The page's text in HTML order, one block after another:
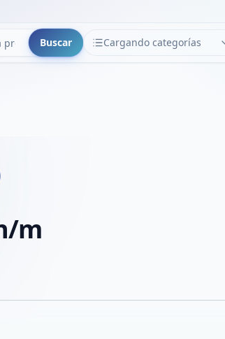
Buscar Cargando categorías
CATEGORÍAS
m